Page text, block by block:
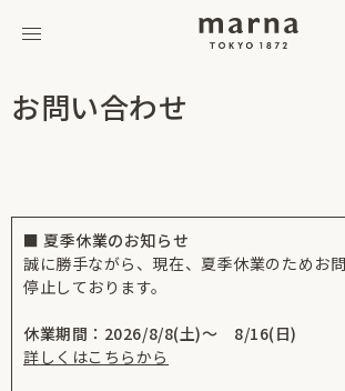
お問い合わせ
■ 夏季休業のお知らせ
誠に勝手ながら、現在、夏季休業のためお
停止しております。
休業期間：2026/8/8(土)～ 8/16(日)
詳しくはこちらから